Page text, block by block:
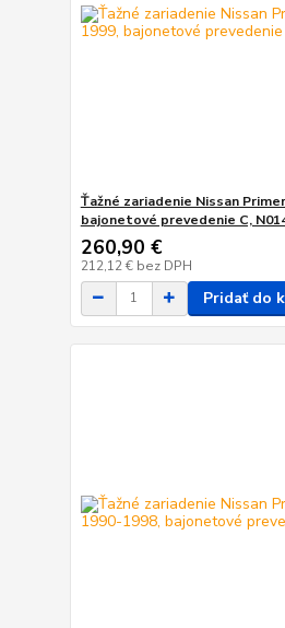
Ťažné zariadenie Nissan
bajonetové prevedenie C,
260,90 €
212,12 € bez DPH
Pridať do